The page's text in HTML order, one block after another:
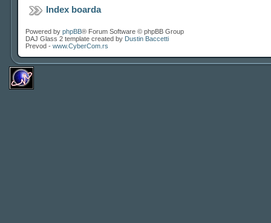
Index boarda
Powered by phpBB® Forum Software © phpBB Group
DAJ Glass 2 template created by Dustin Baccetti
Prevod - www.CyberCom.rs